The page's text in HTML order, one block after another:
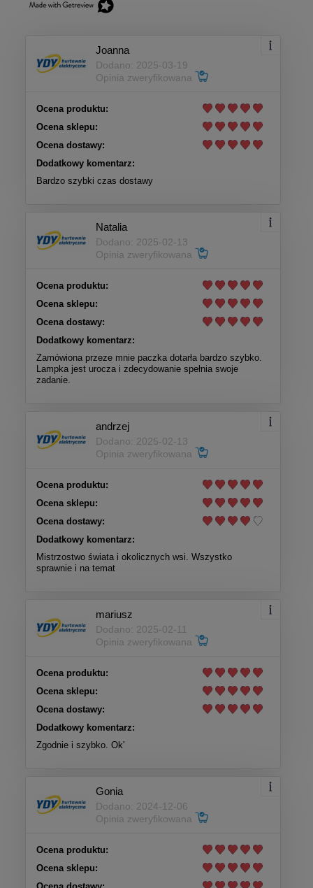
Joanna
Dodano: 2025-03-19
Opinia zweryfikowana
Ocena produktu:
Ocena sklepu:
Ocena dostawy:
Dodatkowy komentarz:
Bardzo szybki czas dostawy
Natalia
Dodano: 2025-02-13
Opinia zweryfikowana
Ocena produktu:
Ocena sklepu:
Ocena dostawy:
Dodatkowy komentarz:
Zamówiona przeze mnie paczka dotarła bardzo szybko.
Lampka jest urocza i zdecydowanie spełnia swoje
zadanie.
andrzej
Dodano: 2025-02-13
Opinia zweryfikowana
Ocena produktu:
Ocena sklepu:
Ocena dostawy:
Dodatkowy komentarz:
Mistrzostwo świata i okolicznych wsi. Wszystko
sprawnie i na temat
mariusz
Dodano: 2025-02-11
Opinia zweryfikowana
Ocena produktu:
Ocena sklepu:
Ocena dostawy:
Dodatkowy komentarz:
Zgodnie i szybko. Ok'
Gonia
Dodano: 2024-12-06
Opinia zweryfikowana
Ocena produktu:
Ocena sklepu: